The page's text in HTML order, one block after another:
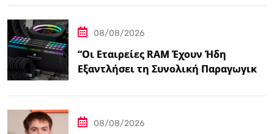
08/08/2026
“Οι Εταιρείες RAM Έχουν Ήδη
Εξαντλήσει τη Συνολική Παραγωγική
08/08/2026